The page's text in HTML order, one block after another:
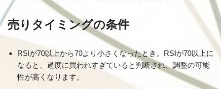
売りタイミングの条件
RSIが70以上から70より小さくなったとき。RSIが70以上に
なると、過度に買われすぎていると判断され、調整の可能
性が高くなります。